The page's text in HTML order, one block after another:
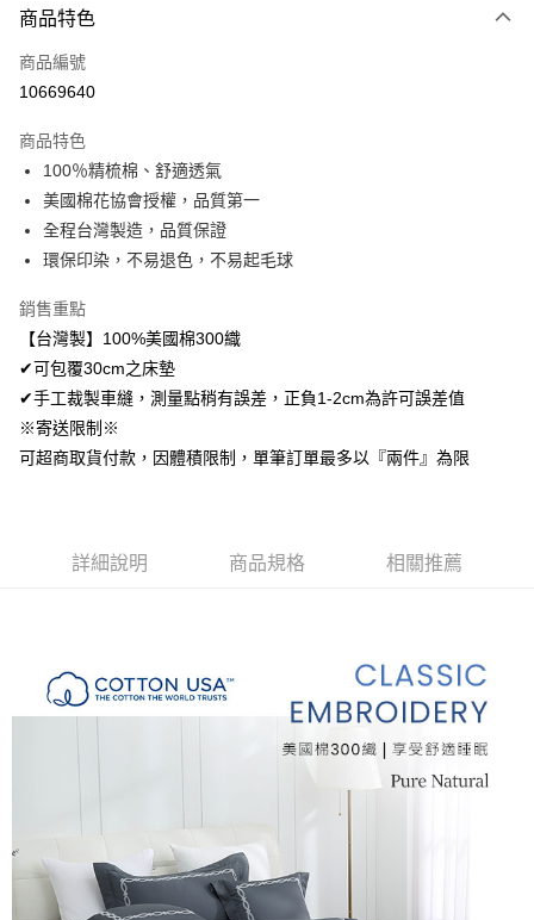
信用卡一次付款
超商取貨付款
Apple Pay
悠遊付
Google Pay
AFTEE先享後付
相關說明
AFTEE先享後付是「在收到商品之後才付款」的支付方式。 讓您購物簡單
便利好安心！
１．簡單：不需註冊會員、不需綁卡、不需儲值。
２．便利：只要手機號碼，簡訊認證，即可結帳。
３．安心：先確認商品／服務後，再付款。
２．訂單成立數日內，您將收到繳費通知簡訊。
後付繳納相關費用。
※ 交易是否成功請以「AFTEE先享後付 」之結帳頁面顯示為準，若有關於
是否繳費成功／繳費後需取消欲退款等相關疑問，請聯繫「AFTEE先享後付
https://netprotections.freshdesk.com/support/home
易，需依本服務之必要範圍內提供個人資料，並將交易相關給付款項請求債
權轉讓予恩沛科技股份有限公司。
２．關於個人資料處理事宜，請瀏覽以下網址：
https://aftee.tw/terms/#terms3
３．未成年的使用者請事先徵得法定代理人或監護人之同意方可使用
ATM付款
運送方式
全家取貨付款
付款後7-11取貨
每筆NT$60，滿NT$499(含以上)免運費
每筆NT$100，滿NT$499(含以上)免運費
商品特色
商品編號
10669640
商品特色
100％精梳棉、舒適透氣
美國棉花協會授權，品質第一
全程台灣製造，品質保證
環保印染，不易退色，不易起毛球
銷售重點
【台灣製】100%美國棉300織
✔可包覆30cm之床墊
✔手工裁製車縫，測量點稍有誤差，正負1-2cm為許可誤差值
※寄送限制※
可超商取貨付款，因體積限制，單筆訂單最多以『兩件』為限
詳細說明 商品規格 相關推薦